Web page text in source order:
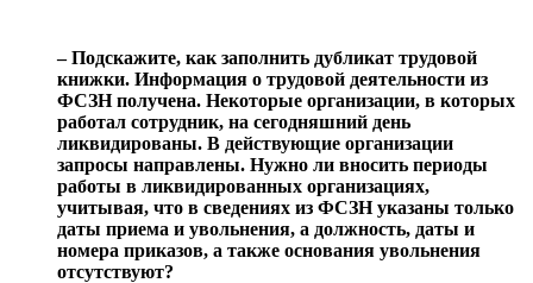
‒ Подскажите, как заполнить дубликат трудовой
книжки. Информация о трудовой деятельности из
ФСЗН получена. Некоторые организации, в которых
работал сотрудник, на сегодняшний день
ликвидированы. В действующие организации
запросы направлены. Нужно ли вносить периоды
работы в ликвидированных организациях,
учитывая, что в сведениях из ФСЗН указаны только
даты приема и увольнения, а должность, даты и
номера приказов, а также основания увольнения
отсутствуют?